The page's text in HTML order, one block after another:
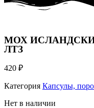
МОХ ИСЛАНДСКИЙ
ЛТЗ
420 ₽
Категория Капсулы,
Нет в наличии